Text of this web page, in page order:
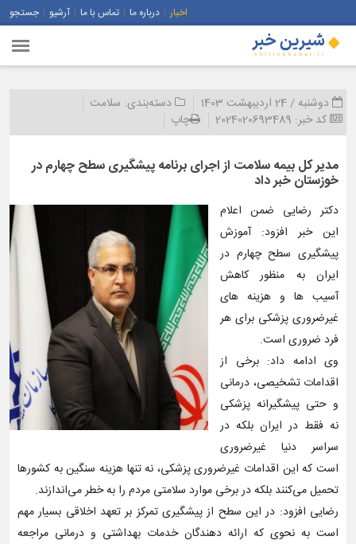
اخبار درباره ما تماس با ما آرشیو جستجو
دوشنبه / 24 اردیبهشت 1403 دسته‌بندی: سلامت
کد خبر: 2024020693489 چاپ
مدیر کل بیمه سلامت از اجرای برنامه پیشگیری سطح چهارم در
خوزستان خبر داد
دکتر رضایی ضمن اعلام
این خبر افزود: آموزش
پیشگیری سطح چهارم در
ایران به منظور کاهش
آسیب ها و هزینه های
غیرضروری پزشکی برای هر
فرد ضروری است.
وی ادامه داد: برخی از
اقدامات تشخیصی، درمانی
و حتی پیشگیرانه پزشکی
نه فقط در ایران بلکه در
سراسر دنیا غیرضروری
است که این اقدامات غیر‌ضروری پزشکی، نه تنها هزینه سنگین به کشورها
تحمیل می‌کنند بلکه در برخی موارد سلامتی مردم را به خطر می‌اندازند.
رضایی افزود: در این سطح از پیشگیری تمرکز بر تعهد اخلاقی بسیار مهم
است به نحوی که ارائه دهندگان خدمات بهداشتی و درمانی مراجعه